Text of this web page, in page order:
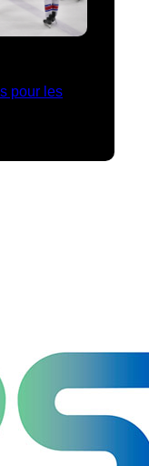
pour les